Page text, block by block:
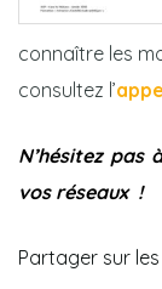
connaître les
consultez l’
N’hésitez
vos réseaux !
Partager sur